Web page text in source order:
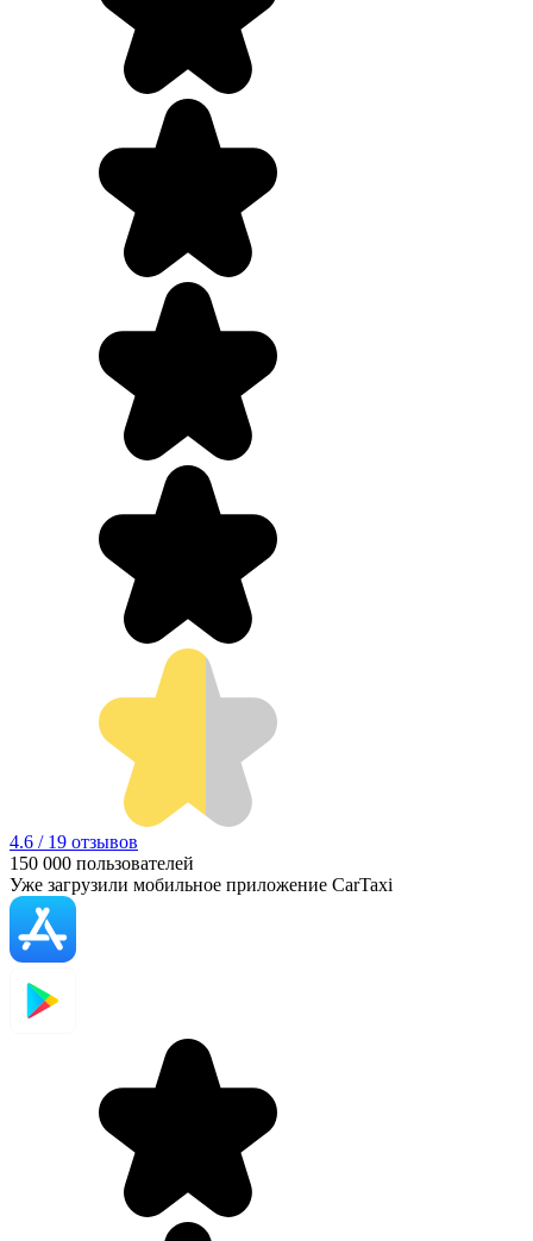
4.6 / 19 отзывов
150 000 пользователей
Уже загрузили мобильное приложение CarTaxi